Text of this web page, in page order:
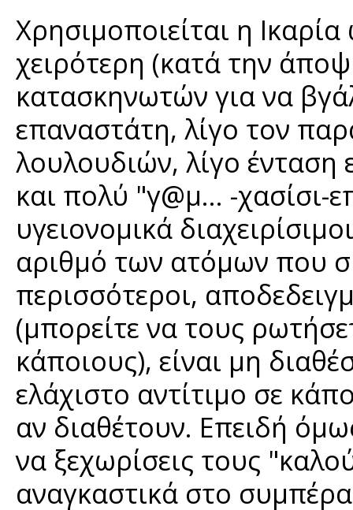
Χρησιμοποιείται η
χειρότερη (κατά την
κατασκηνωτών για να
επαναστάτη, λίγο τον
λουλουδιών, λίγο ένταση
και πολύ "γ@μ... -
υγειονομικά
αριθμό των ατόμων που
περισσότεροι,
(μπορείτε να τους
κάποιους), είναι μη
ελάχιστο αντίτιμο σε
αν διαθέτουν. Επειδή
να ξεχωρίσεις τους
αναγκαστικά στο